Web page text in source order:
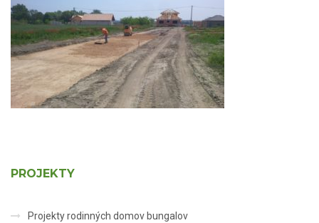
PROJEKTY
Projekty rodinných domov bungalov